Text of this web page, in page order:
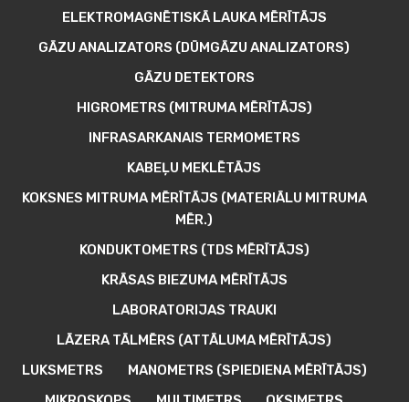
ELEKTROMAGNĒTISKĀ LAUKA MĒRĪTĀJS
GĀZU ANALIZATORS (DŪMGĀZU ANALIZATORS)
GĀZU DETEKTORS
HIGROMETRS (MITRUMA MĒRĪTĀJS)
INFRASARKANAIS TERMOMETRS
KABEĻU MEKLĒTĀJS
KOKSNES MITRUMA MĒRĪTĀJS (MATERIĀLU MITRUMA
MĒR.)
KONDUKTOMETRS (TDS MĒRĪTĀJS)
KRĀSAS BIEZUMA MĒRĪTĀJS
LABORATORIJAS TRAUKI
LĀZERA TĀLMĒRS (ATTĀLUMA MĒRĪTĀJS)
LUKSMETRS
MANOMETRS (SPIEDIENA MĒRĪTĀJS)